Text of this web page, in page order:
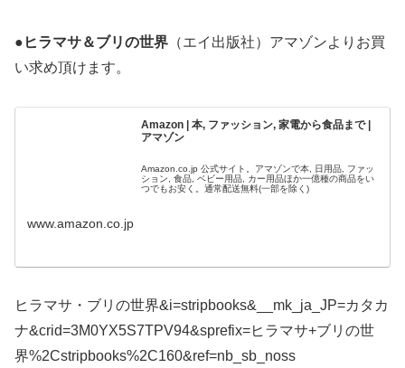
●ヒラマサ＆ブリの世界 （エイ出版社）アマゾンよりお買
い求め頂けます。
Amazon | 本, ファッション, 家電から食品まで |
アマゾン
Amazon.co.jp 公式サイト。アマゾンで本, 日用品, ファッ
ション, 食品, ベビー用品, カー用品ほか一億種の商品をい
つでもお安く。通常配送無料(一部を除く)
www.amazon.co.jp
ヒラマサ・ブリの世界&i=stripbooks&__mk_ja_JP=カタカ
ナ&crid=3M0YX5S7TPV94&sprefix=ヒラマサ+ブリの世
界%2Cstripbooks%2C160&ref=nb_sb_noss